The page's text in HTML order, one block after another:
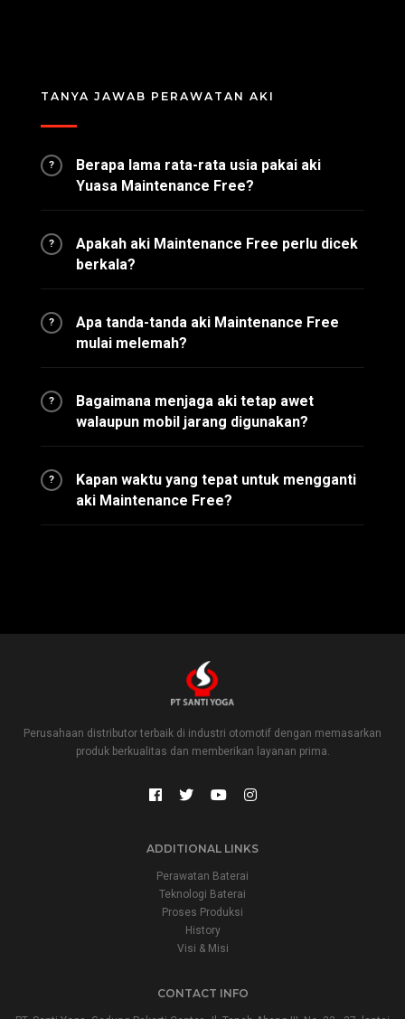
TANYA JAWAB PERAWATAN AKI
?
Berapa lama rata-rata usia pakai aki
Yuasa Maintenance Free?
?
Apakah aki Maintenance Free perlu dicek
berkala?
?
Apa tanda-tanda aki Maintenance Free
mulai melemah?
?
Bagaimana menjaga aki tetap awet
walaupun mobil jarang digunakan?
?
Kapan waktu yang tepat untuk mengganti
aki Maintenance Free?
Perusahaan distributor terbaik di industri otomotif dengan memasarkan
produk berkualitas dan memberikan layanan prima.
ADDITIONAL LINKS
Perawatan Baterai
Teknologi Baterai
Proses Produksi
History
Visi & Misi
CONTACT INFO